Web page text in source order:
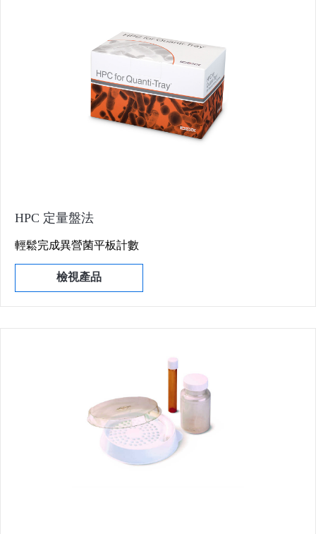
HPC 定量盤法
輕鬆完成異營菌平板計數
檢視產品